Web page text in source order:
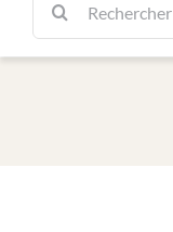
Chocolats